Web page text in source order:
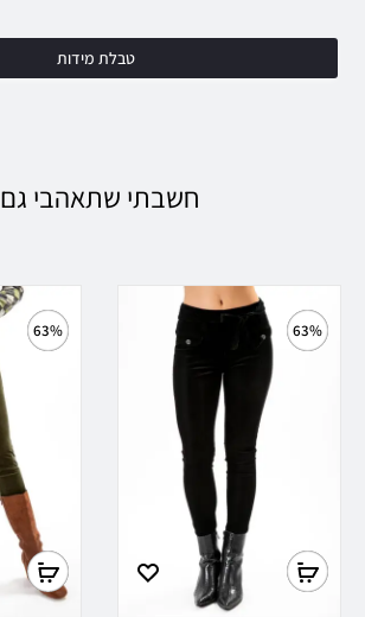
טבלת מידות
חשבתי שתאהבי גם
63%
63%